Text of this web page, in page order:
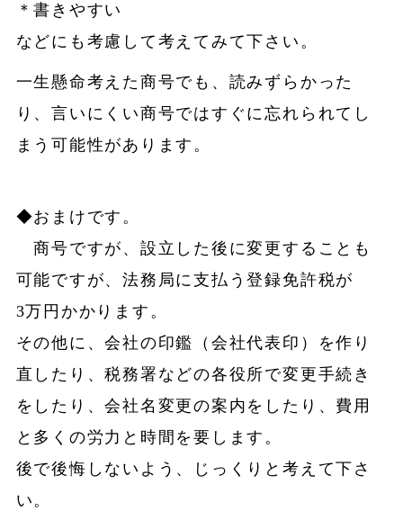
＊書きやすい
などにも考慮して考えてみて下さい。
一生懸命考えた商号でも、読みずらかった
り、言いにくい商号ではすぐに忘れられてし
まう可能性があります。
◆おまけです。
商号ですが、設立した後に変更することも
可能ですが、法務局に支払う登録免許税が
3万円かかります。
その他に、会社の印鑑（会社代表印）を作り
直したり、税務署などの各役所で変更手続き
をしたり、会社名変更の案内をしたり、費用
と多くの労力と時間を要します。
後で後悔しないよう、じっくりと考えて下さ
い。